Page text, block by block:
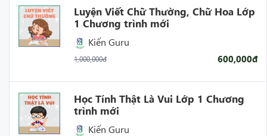
Luyện Viết Chữ Thường, Chữ Hoa Lớp
1 Chương trình mới
Kiến Guru
1,000,000đ 600,000đ
Học Tính Thật Là Vui Lớp 1 Chương
trình mới
Kiến Guru